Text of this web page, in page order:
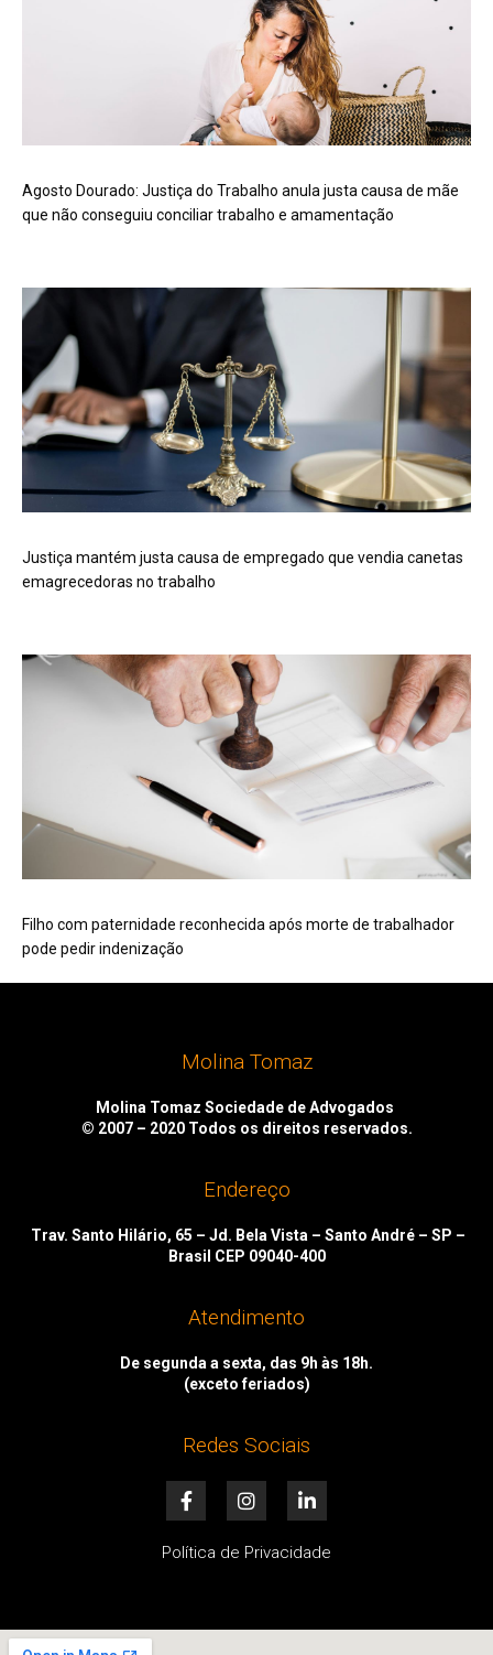
Agosto Dourado: Justiça do Trabalho anula justa causa de mãe
que não conseguiu conciliar trabalho e amamentação
Justiça mantém justa causa de empregado que vendia canetas
emagrecedoras no trabalho
Filho com paternidade reconhecida após morte de trabalhador
pode pedir indenização
Molina Tomaz
Molina Tomaz Sociedade de Advogados
© 2007 – 2020 Todos os direitos reservados.
Endereço
Trav. Santo Hilário, 65 – Jd. Bela Vista – Santo André – SP –
Brasil CEP 09040-400
Atendimento
De segunda a sexta, das 9h às 18h.
(exceto feriados)
Redes Sociais
F
a
e
k
I
n
t
a
i
k
n
Política de Privacidade